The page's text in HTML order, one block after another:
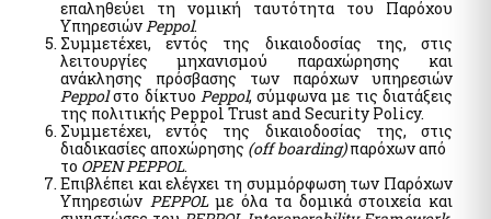
myEFKALive - Teleconferencing service from e-EFKA
DYPA Rendezvous Platform by Physical Presence
myDimoslive - Teleconferencing service from your
Municipality
myKTIMATOLOGIOlive - Teleconferencing service from the
Hellenic Land Registry
myAADElive - Εξυπηρέτηση με τηλεδιάσκεψη από την
Ανεξάρτητη Αρχή Δημοσίων Εσόδων (Α.Α.Δ.Ε.)
επαληθεύει τη νομική ταυτότητα του Παρόχου
ΥπηρεσιώνPeppol.
Συμμετέχει, εντός της δικαιοδοσίας της, στις
λειτουργίες μηχανισμού παραχώρησης και
ανάκλησης πρόσβασης των παρόχων υπηρεσιών
Peppolστο δίκτυο Peppol, σύμφωνα με τις διατάξεις
της πολιτικής Peppol Trust and Security Policy.
Συμμετέχει, εντός της δικαιοδοσίας της, στις
διαδικασίες αποχώρησης (off boarding)παρόχων από
το OPEN PEPPOL.
Επιβλέπει και ελέγχει τη συμμόρφωση των Παρόχων
Υπηρεσιών PEPPOLμε όλα τα δομικά στοιχεία και